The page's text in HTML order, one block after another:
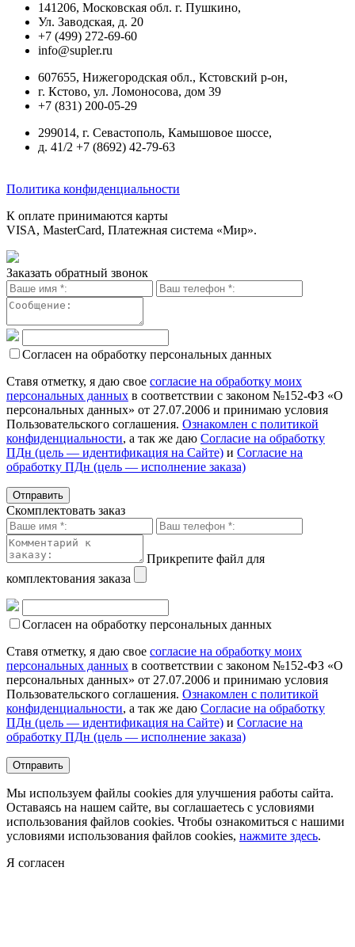
141206, Московская обл. г. Пушкино,
Ул. Заводская, д. 20
+7 (499) 272-69-60
info@supler.ru
607655, Нижегородская обл., Кстовский р-он,
г. Кстово, ул. Ломоносова, дом 39
+7 (831) 200-05-29
299014, г. Севастополь, Камышовое шоссе,
д. 41/2 +7 (8692) 42-79-63
Политика конфиденциальности
К оплате принимаются карты
VISA, MasterCard, Платежная система «Мир».
Заказать обратный звонок
Согласен на обработку персональных данных
Ставя отметку, я даю свое согласие на обработку моих
персональных данных в соответствии с законом №152-ФЗ «О
персональных данных» от 27.07.2006 и принимаю условия
Пользовательского соглашения. Ознакомлен с политикой
конфиденциальности, а так же даю Согласие на обработку
ПДн (цель — идентификация на Сайте) и Согласие на
обработку ПДн (цель — исполнение заказа)
Скомплектовать заказ
Прикрепите файл для
комплектования заказа
Согласен на обработку персональных данных
Ставя отметку, я даю свое согласие на обработку моих
персональных данных в соответствии с законом №152-ФЗ «О
персональных данных» от 27.07.2006 и принимаю условия
Пользовательского соглашения. Ознакомлен с политикой
конфиденциальности, а так же даю Согласие на обработку
ПДн (цель — идентификация на Сайте) и Согласие на
обработку ПДн (цель — исполнение заказа)
Мы используем файлы cookies для улучшения работы сайта.
Оставаясь на нашем сайте, вы соглашаетесь с условиями
использования файлов cookies. Чтобы ознакомиться с нашими
условиями использования файлов cookies, нажмите здесь.
Я согласен